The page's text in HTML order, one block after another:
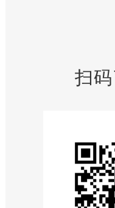
扫